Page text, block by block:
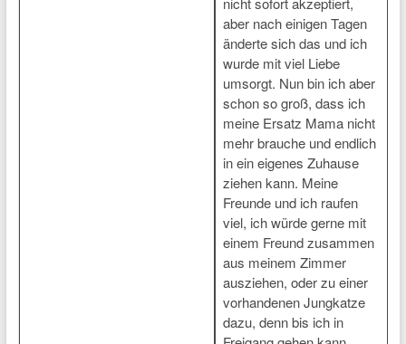
aber nach einigen Tagen
änderte sich das und ich
wurde mit viel Liebe
umsorgt. Nun bin ich aber
schon so groß, dass ich
meine Ersatz Mama nicht
mehr brauche und endlich
in ein eigenes Zuhause
ziehen kann. Meine
Freunde und ich raufen
viel, ich würde gerne mit
einem Freund zusammen
aus meinem Zimmer
ausziehen, oder zu einer
vorhandenen Jungkatze
dazu, denn bis ich in